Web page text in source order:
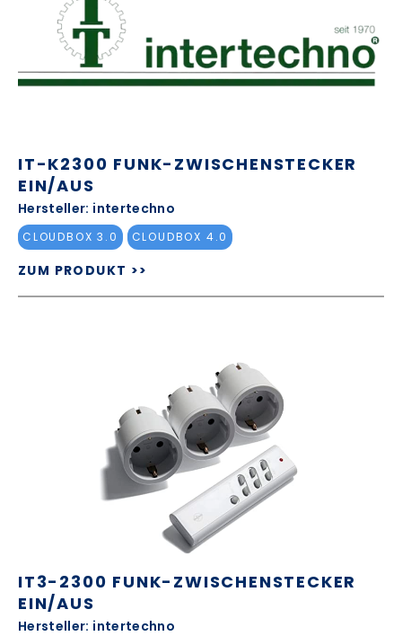
IT-K2300 FUNK-ZWISCHENSTECKER
EIN/AUS
Hersteller: intertechno
CLOUDBOX 3.0 CLOUDBOX 4.0
ZUM PRODUKT >>
IT3-2300 FUNK-ZWISCHENSTECKER
EIN/AUS
Hersteller: intertechno